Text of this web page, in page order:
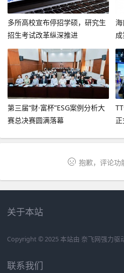
多所高校宣布停招学硕，研究生
招生考试改革纵深推进
第三届“财·富杯”ESG案例分析大
赛总决赛圆满落幕
抱歉，评论功
关于本站
Copyright © 2025 本站由 奈飞网强力驱
联系我们